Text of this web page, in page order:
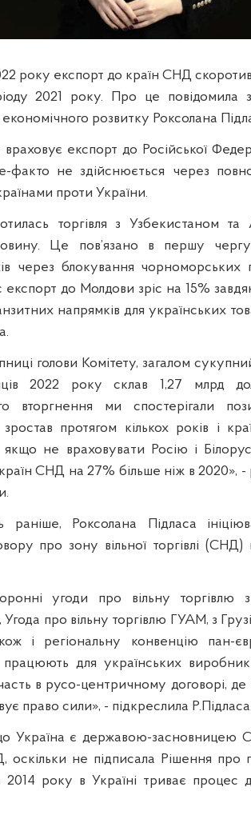
року експорт до країн СНД
2021 року. Про це повідомила
економічного розвитку Роксолана
експорт до Російської
факто не здійснюється через
проти України.
торгівля з Узбекистаном
Це пов’язано в першу
через блокування чорноморських
до Молдови зріс на 15%
напрямків для українських
голови Комітету, загалом
2022 року склав 1,27 млрд
вторгнення ми спостерігали
зростав протягом кількох років і
якщо не враховувати Росію і
СНД на 27% більше ніж в 2020», -
раніше, Роксолана Підласа
про зону вільної торгівлі (СНД)
угоди про вільну торгівлю
про вільну торгівлю ГУАМ, з
і регіональну конвенцію пан-
працюють для українських
в русо-центричному договорі, де
право сили», - підкреслила Р.Підласа.
Україна є державою-засновницею
не підписала Рішення про
року в Україні триває процес